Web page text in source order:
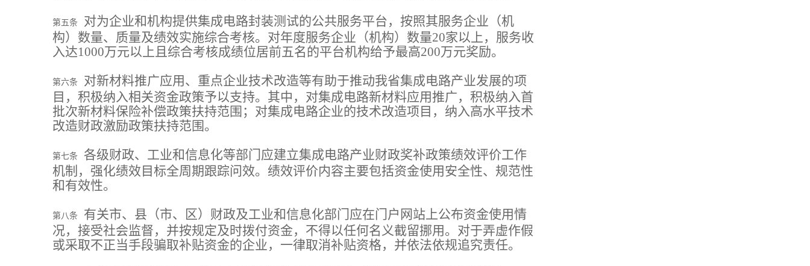
第五条
对为企业和机构提供集成电路封装测试的公共服务平台，按照其服务企业（机
构）数量、质量及绩效实施综合考核。对年度服务企业（机构）数量20家以上，服务收
入达1000万元以上且综合考核成绩位居前五名的平台机构给予最高200万元奖励。
第六条
对新材料推广应用、重点企业技术改造等有助于推动我省集成电路产业发展的项
目，积极纳入相关资金政策予以支持。其中，对集成电路新材料应用推广，积极纳入首
批次新材料保险补偿政策扶持范围；对集成电路企业的技术改造项目，纳入高水平技术
改造财政激励政策扶持范围。
第七条
各级财政、工业和信息化等部门应建立集成电路产业财政奖补政策绩效评价工作
机制，强化绩效目标全周期跟踪问效。绩效评价内容主要包括资金使用安全性、规范性
和有效性。
第八条
有关市、县（市、区）财政及工业和信息化部门应在门户网站上公布资金使用情
况，接受社会监督，并按规定及时拨付资金，不得以任何名义截留挪用。对于弄虚作假
或采取不正当手段骗取补贴资金的企业，一律取消补贴资格，并依法依规追究责任。